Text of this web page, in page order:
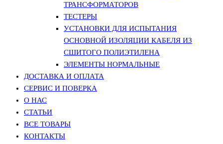
ТРАНСФОРМАТОРОВ
ТЕСТЕРЫ
УСТАНОВКИ ДЛЯ ИСПЫТАНИЯ
ОСНОВНОЙ ИЗОЛЯЦИИ КАБЕЛЯ ИЗ
СШИТОГО ПОЛИЭТИЛЕНА
ЭЛЕМЕНТЫ НОРМАЛЬНЫЕ
ДОСТАВКА И ОПЛАТА
СЕРВИС И ПОВЕРКА
О НАС
СТАТЬИ
ВСЕ ТОВАРЫ
КОНТАКТЫ